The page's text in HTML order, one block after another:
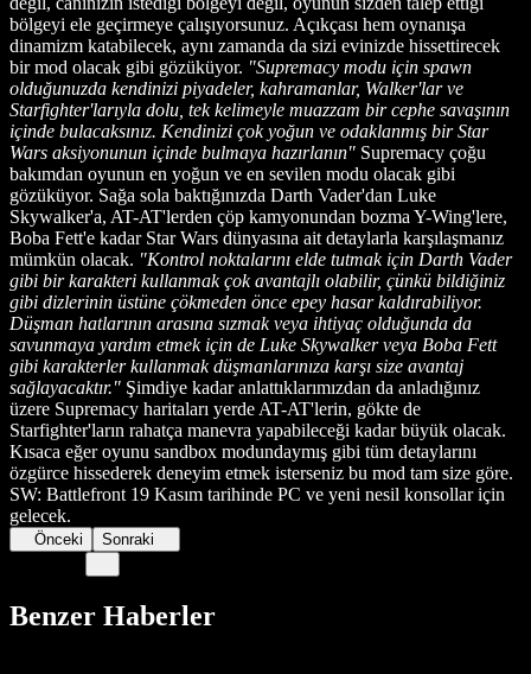
bölgeyi ele geçirmeye çalışıyorsunuz. Açıkçası hem oynanışa
dinamizm katabilecek, aynı zamanda da sizi evinizde hissettirecek
bir mod olacak gibi gözüküyor. "Supremacy modu için spawn
olduğunuzda kendinizi piyadeler, kahramanlar, Walker'lar ve
Starfighter'larıyla dolu, tek kelimeyle muazzam bir cephe savaşının
içinde bulacaksınız. Kendinizi çok yoğun ve odaklanmış bir Star
Wars aksiyonunun içinde bulmaya hazırlanın" Supremacy çoğu
bakımdan oyunun en yoğun ve en sevilen modu olacak gibi
gözüküyor. Sağa sola baktığınızda Darth Vader'dan Luke
Skywalker'a, AT-AT'lerden çöp kamyonundan bozma Y-Wing'lere,
Boba Fett'e kadar Star Wars dünyasına ait detaylarla karşılaşmanız
mümkün olacak. "Kontrol noktalarını elde tutmak için Darth Vader
gibi bir karakteri kullanmak çok avantajlı olabilir, çünkü bildiğiniz
gibi dizlerinin üstüne çökmeden önce epey hasar kaldırabiliyor.
Düşman hatlarının arasına sızmak veya ihtiyaç olduğunda da
savunmaya yardım etmek için de Luke Skywalker veya Boba Fett
gibi karakterler kullanmak düşmanlarınıza karşı size avantaj
sağlayacaktır." Şimdiye kadar anlattıklarımızdan da anladığınız
üzere Supremacy haritaları yerde AT-AT'lerin, gökte de
Starfighter'ların rahatça manevra yapabileceği kadar büyük olacak.
Kısaca eğer oyunu sandbox modundaymış gibi tüm detaylarını
özgürce hissederek deneyim etmek isterseniz bu mod tam size göre.
SW: Battlefront 19 Kasım tarihinde PC ve yeni nesil konsollar için
gelecek.
Önceki Sonraki
Benzer Haberler